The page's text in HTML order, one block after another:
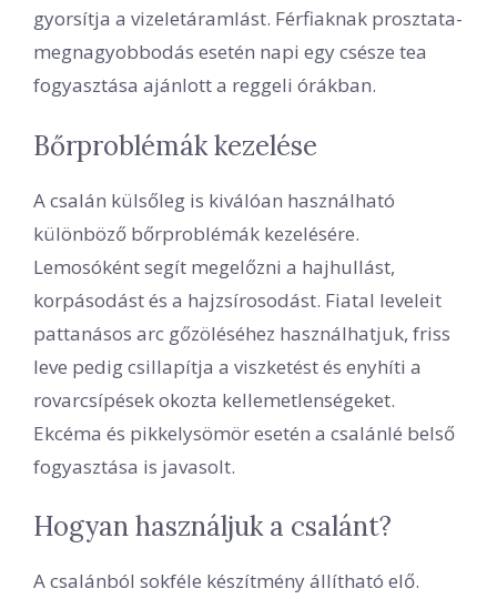
gyorsítja a vizeletáramlást. Férfiaknak prosztata-
megnagyobbodás esetén napi egy csésze tea
fogyasztása ajánlott a reggeli órákban.
Bőrproblémák kezelése
A csalán külsőleg is kiválóan használható
különböző bőrproblémák kezelésére.
Lemosóként segít megelőzni a hajhullást,
korpásodást és a hajzsírosodást. Fiatal leveleit
pattanásos arc gőzöléséhez használhatjuk, friss
leve pedig csillapítja a viszketést és enyhíti a
rovarcsípések okozta kellemetlenségeket.
Ekcéma és pikkelysömör esetén a csalánlé belső
fogyasztása is javasolt.
Hogyan használjuk a csalánt?
A csalánból sokféle készítmény állítható elő.